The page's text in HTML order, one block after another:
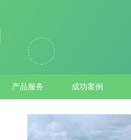
产品服务 成功案例